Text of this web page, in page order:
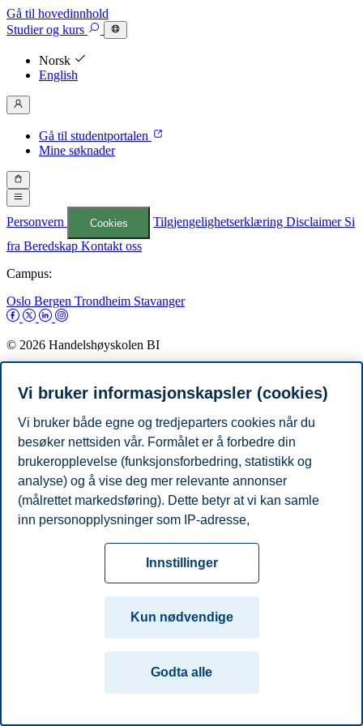
Gå til hovedinnhold
Studierog kurs
Norsk
English
Gå til studentportalen
Mine søknader
Personvern Cookies TilgjengelighetserklæringDisclaimer Si
fra Beredskap Kontakt oss
Campus:
Oslo Bergen Trondheim Stavanger
© 2026 Handelshøyskolen BI
Vi bruker informasjonskapsler (cookies)
Vi bruker både egne og tredjeparters cookies når du
besøker nettsiden vår. Formålet er å forbedre din
brukeropplevelse (funksjonsforbedring, statistikk og
analyse) og å vise deg mer relevante annonser
(målrettet markedsføring). Dette betyr at vi kan samle
inn personopplysninger som IP-adresse,
cookies som er nødvendige for at nettsiden skal
fungere, kan du enten godta alle eller tilpasse ditt
samtykke ved å endre innstillinger.
Les mer om våre informasjonskapsler, hvilke
opplysninger vi samler inn og formålene i innstillinger
for informasjonskapsler. Du kan når som helst endre
eller trekke tilbake ditt samtykke i innstillingene ved å
Innstillinger
Kun nødvendige
Godta alle